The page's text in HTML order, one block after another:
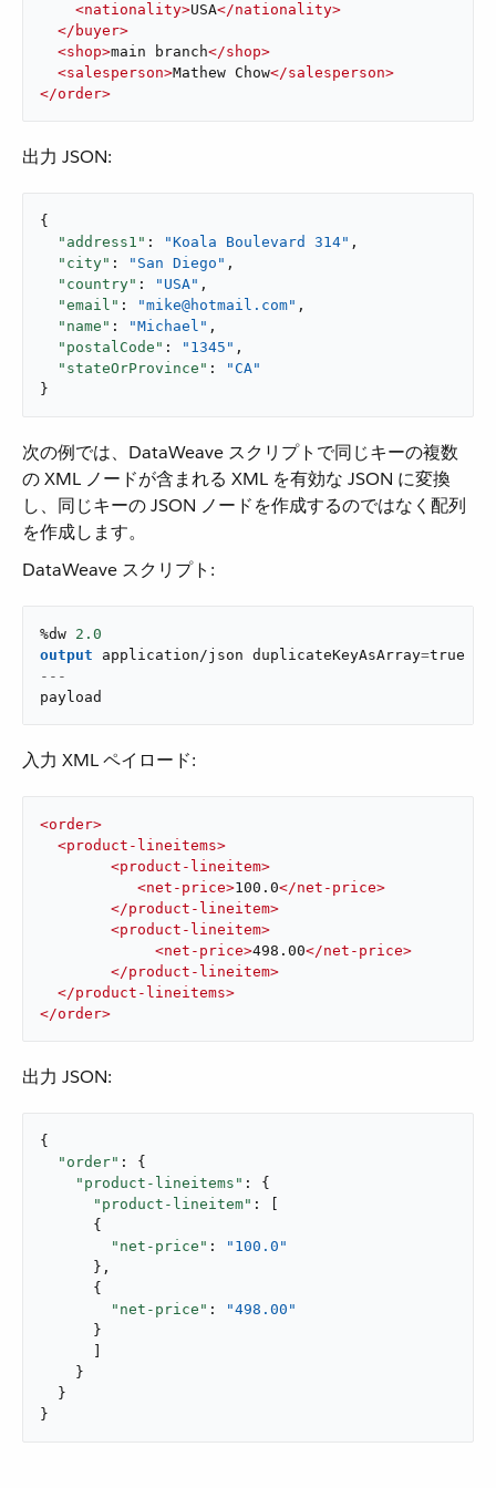
<nationality>USA</nationality>
</ buyer>
<shop>main branch</shop>
<salesperson>Mathew Chow</salesperson>
</order>
出力 JSON:
{
"address1" : "Koala Boulevard 314" ,
"city" : "San Diego" ,
"country" : "USA" ,
"email" : "mike@hotmail.com" ,
"name" : "Michael" ,
"postalCode" : "1345" ,
"stateOrProvince" :
"CA"
}
次の例では、DataWeave スクリプトで同じキーの複数
の XML ノードが含まれる XML を有効な JSON に変換
し、同じキーの JSON ノードを作成するのではなく配列
を作成します。
DataWeave スクリプト:
%dw 2.0
output
application/json duplicateKeyAsArray=true
---
payload
入力 XML ペイロード:
<order>
<product-lineitems>
<product-lineitem>
<net-price>100.0</net-price>
</product-lineitem>
<product-lineitem>
<net-price>498.00</net-price>
</product-lineitem>
</product-lineitems>
</order>
出力 JSON:
{
"order" : {
"product-lineitems" : {
"product-lineitem" : [
      {
"net-price" :
"100.0"
      },
      {
"net-price" :
"498.00"
      }
    }
  }
}